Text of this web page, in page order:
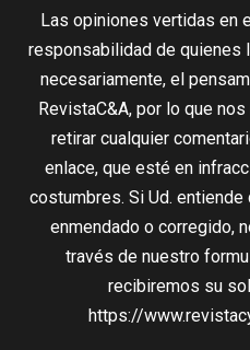
Las opiniones vertidas en
responsabilidad de quienes
necesariamente, el
RevistaC&A, por lo que
retirar cualquier
enlace, que esté en
costumbres. Si Ud.
enmendado o corregido,
través de nuestro
recibiremos su
https://